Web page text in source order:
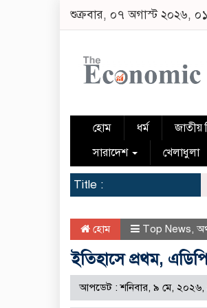
শুক্রবার, ০৭ অগাস্ট ২০২৬,
হোম ধর্ম জাতীয়
সারাদেশ
খেলাধুলা
Title :
হোম Top News,
ইতিহাসে প্রথম,
আপডেট : শনিবার, ৯ মে,